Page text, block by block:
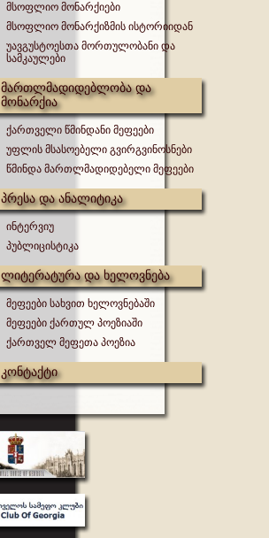
მსოფლიო მონარქიები
მსოფლიო მონარქიზმის ისტორიიდან
უავგუსტოესთა მორთულობანი და
სამკაულები
მართლმადიდებლობა და
მონარქია
ქართველი წმინდანი მეფეები
უფლის მსასოებელი გვირგვინოსნები
წმინდა მართლმადიდებელი მეფეები
პრესა და ანალიტიკა
ინტერვიუ
პუბლიცისტიკა
ლიტერატურა და ხელოვნება
მეფეები სახვით ხელოვნებაში
მეფეები ქართულ პოეზიაში
ქართველ მეფეთა პოეზია
კონტაქტი